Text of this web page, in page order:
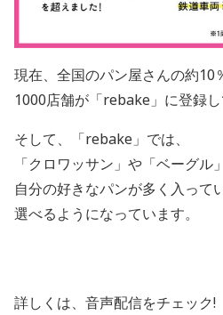
現在、全国のパン屋さんの約10
1000店舗が「rebake」に登録し
そして、「rebake」では、
「クロワッサン」や「ベーグル
自分の好きなパンが多く入って
選べるようになっています。
詳しくは、音声配信をチェック!